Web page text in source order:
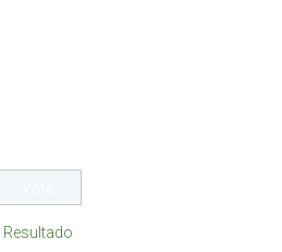
Resultado